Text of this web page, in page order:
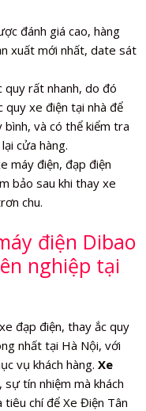
đánh giá cao, hàng
xuất mới nhất, date sát
quy rất nhanh, do đó
quy xe điện tại nhà để
và có thể kiểm tra
cửa hàng.
máy điện, đạp điện
bảo sau khi thay xe
chu.
điện Dibao
nghiệp tại
đạp điện, thay ắc quy
nhất tại Hà Nội, với
vụ khách hàng. Xe
sự tín nhiệm mà khách
chí để Xe Điện Tân